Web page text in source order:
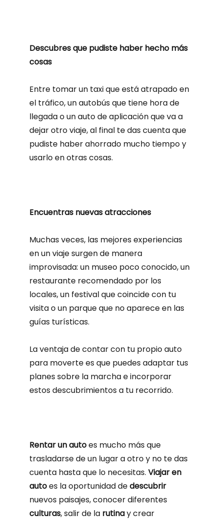
Descubres que pudiste haber hecho más
cosas
Entre tomar un taxi que está atrapado en
el tráfico, un autobús que tiene hora de
llegada o un auto de aplicación que va a
dejar otro viaje, al final te das cuenta que
pudiste haber ahorrado mucho tiempo y
usarlo en otras cosas.
Encuentras nuevas atracciones
Muchas veces, las mejores experiencias
en un viaje surgen de manera
improvisada: un museo poco conocido, un
restaurante recomendado por los
locales, un festival que coincide con tu
visita o un parque que no aparece en las
guías turísticas.
La ventaja de contar con tu propio auto
para moverte es que puedes adaptar tus
planes sobre la marcha e incorporar
estos descubrimientos a tu recorrido.
Rentar un autoes mucho más que
trasladarse de un lugar a otro y no te das
cuenta hasta que lo necesitas. Viajar en
autoes la oportunidad dedescubrir
nuevos paisajes, conocer diferentes
culturas, salir de la rutinay crear